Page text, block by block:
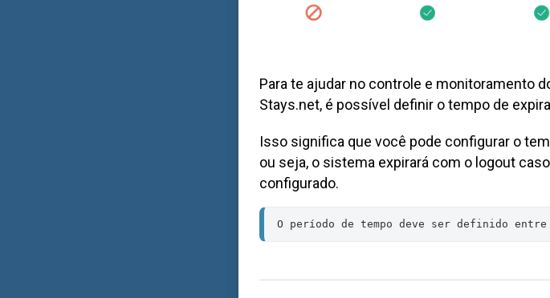
Para te ajudar no controle e monitoramento
Stays.net, é possível definir o tempo de
Isso significa que você pode configurar o
ou seja, o sistema expirará com o logout
configurado.
O período de tempo deve ser definido